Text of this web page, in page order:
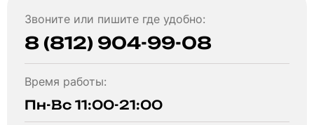
Звоните или пишите где удобно:
8 (812) 904-99-08
Время работы:
Пн-Вс 11:00-21:00